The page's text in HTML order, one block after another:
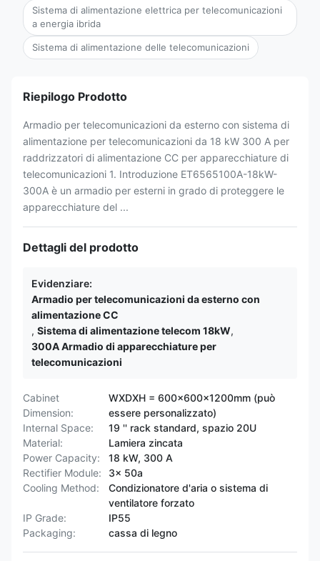
Sistema di alimentazione elettrica per telecomunicazioni
a energia ibrida
Sistema di alimentazione delle telecomunicazioni
Riepilogo Prodotto
Armadio per telecomunicazioni da esterno con sistema di
alimentazione per telecomunicazioni da 18 kW 300 A per
raddrizzatori di alimentazione CC per apparecchiature di
telecomunicazioni 1. Introduzione ET6565100A-18kW-
300A è un armadio per esterni in grado di proteggere le
apparecchiature del ...
Dettagli del prodotto
Evidenziare:
Armadio per telecomunicazioni da esterno con
alimentazione CC
, Sistema di alimentazione telecom 18kW,
300A Armadio di apparecchiature per
telecomunicazioni
Cabinet
Dimension:
WXDXH = 600x600x1200mm (può
essere personalizzato)
Internal Space:
19 '' rack standard, spazio 20U
Material:
Lamiera zincata
Power Capacity:
18 kW, 300 A
Rectifier Module:
3x 50a
Cooling Method:
Condizionatore d'aria o sistema di
ventilatore forzato
IP Grade:
IP55
Packaging:
cassa di legno